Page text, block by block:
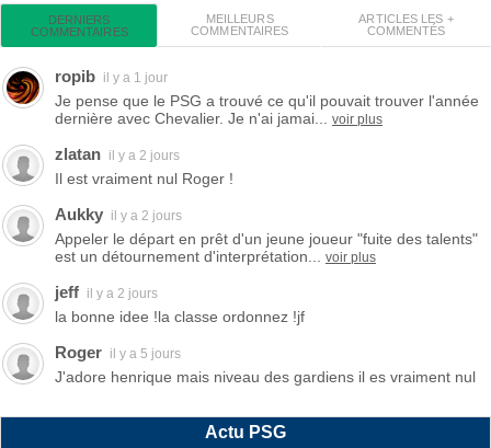
DERNIERS
COMMENTAIRES
MEILLEURS
COMMENTAIRES
ARTICLES LES +
COMMENTÉS
ropib il y a 1 jour
Je pense que le PSG a trouvé ce qu'il pouvait trouver l'année
dernière avec Chevalier. Je n'ai jamai...
voir plus
zlatan il y a 2 jours
Il est vraiment nul Roger !
Aukky il y a 2 jours
Appeler le départ en prêt d'un jeune joueur "fuite des talents"
est un détournement d'interprétation...
voir plus
jeff il y a 2 jours
la bonne idee !la classe ordonnez !jf
Roger il y a 5 jours
J'adore henrique mais niveau des gardiens il es vraiment nul
Actu PSG